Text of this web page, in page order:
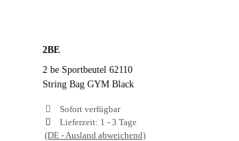
2BE
2 be Sportbeutel 62110
String Bag GYM Black
Sofort verfügbar
Lieferzeit: 1 - 3 Tage
(DE - Ausland abweichend)